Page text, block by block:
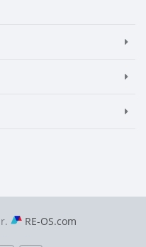
RE-OS.com